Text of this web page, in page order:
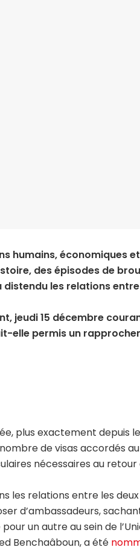
humains, économiques et
des épisodes de
distendu les relations
jeudi 15 décembre
elle permis un
plus exactement depuis
de visas accordés
nécessaires au retour
les relations entre les
d’ambassadeurs,
un autre au sein de
Benchaâboun, a été